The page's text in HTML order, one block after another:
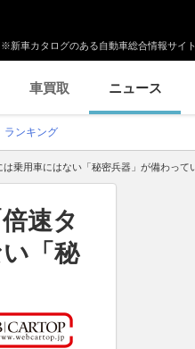
※新車カタログのある自動車総合情報サイ
車買取 ニュース
ランキング
乗用車にはない「秘密兵器」が備わって
速タ
「秘